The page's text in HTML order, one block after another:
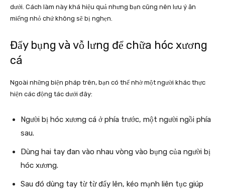
dưới. Cách làm này khá hiệu quả nhưng bạn cũng nên lưu ý ăn
miếng nhỏ chứ không sẽ bị nghẹn.
Đẩy bụng và vỗ lưng để chữa hóc xương
cá
Ngoài những biện pháp trên, bạn có thể nhờ một người khác thực
hiện các động tác dưới đây:
Người bị hóc xương cá ở phía trước, một người ngồi phía
sau.
Dùng hai tay đan vào nhau vòng vào bụng của người bị
hóc xương.
Sau đó dùng tay từ từ đẩy lên, kéo mạnh liên tục giúp